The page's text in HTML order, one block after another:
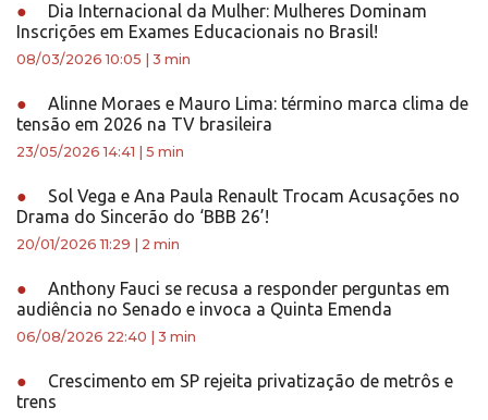
●
Dia Internacional da Mulher: Mulheres Dominam
Inscrições em Exames Educacionais no Brasil!
08/03/2026 10:05 3 min
●
Alinne Moraes e Mauro Lima: término marca clima de
tensão em 2026 na TV brasileira
23/05/2026 14:41 5 min
●
Sol Vega e Ana Paula Renault Trocam Acusações no
Drama do Sincerão do ‘BBB 26’!
20/01/2026 11:29 2 min
●
Anthony Fauci se recusa a responder perguntas em
audiência no Senado e invoca a Quinta Emenda
06/08/2026 22:40 3 min
●
Crescimento em SP rejeita privatização de metrôs e
trens